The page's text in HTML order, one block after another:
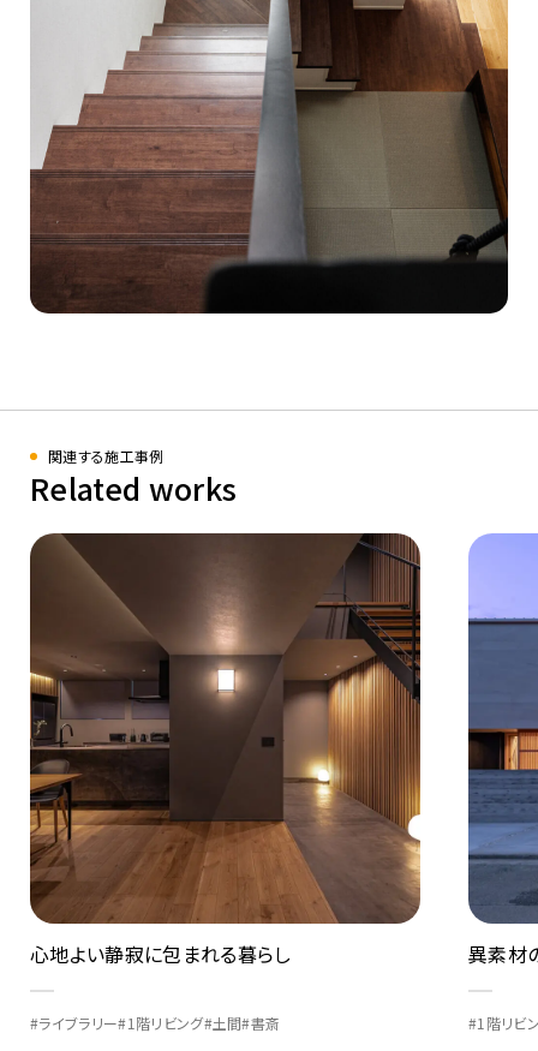
関連する施工事例
Related works
異素材の組み合わせが織りなす美空間
#1階リビング#土間#書斎
Vista
#1階リビ